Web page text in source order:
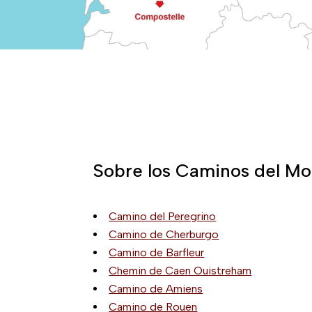
Sobre los Caminos del
Camino del Peregrino
Camino de Cherburgo
Camino de Barfleur
Chemin de Caen Ouistreham
Camino de Amiens
Camino de Rouen